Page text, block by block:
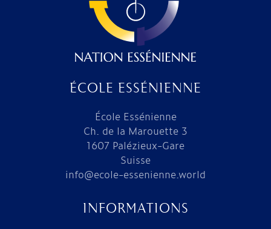
ÉCOLE ESSÉNIENNE
École Essénienne
Ch. de la Marouette 3
1607 Palézieux-Gare
Suisse
info@ecole-essenienne.world
INFORMATIONS